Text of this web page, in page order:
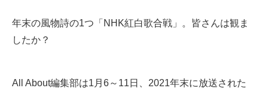
年末の風物詩の1つ「NHK紅白歌合戦」。皆さんは観ま
したか？
All About編集部は1月6～11日、2021年末に放送された